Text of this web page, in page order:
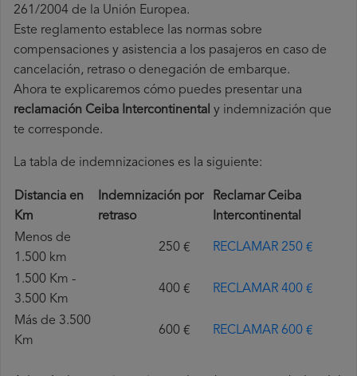
261/2004 de la Unión Europea.
Este reglamento establece las normas sobre
compensaciones y asistencia a los pasajeros en caso de
cancelación, retraso o denegación de embarque.
Ahora te explicaremos cómo puedes presentar una
reclamación Ceiba Intercontinental y indemnización que
te corresponde.
La tabla de indemnizaciones es la siguiente:
Distancia en
Km
Indemnización por
retraso
Reclamar Ceiba
Intercontinental
Menos de
1.500 km
250 € RECLAMAR 250 €
1.500 Km -
3.500 Km
400 € RECLAMAR 400 €
Más de 3.500
Km
600 € RECLAMAR 600 €